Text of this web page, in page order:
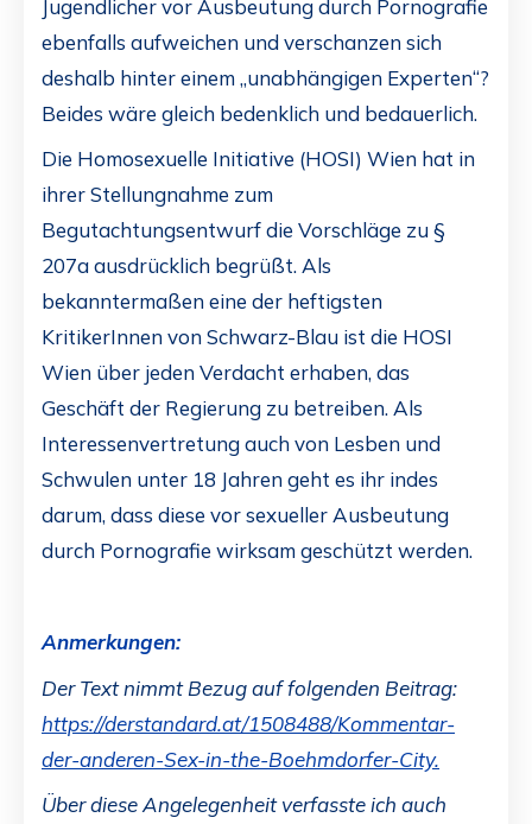
Jugendlicher vor Ausbeutung durch Pornografie
ebenfalls aufweichen und verschanzen sich
deshalb hinter einem „unabhängigen Experten“?
Beides wäre gleich bedenklich und bedauerlich.
Die Homosexuelle Initiative (HOSI) Wien hat in
ihrer Stellungnahme zum
Begutachtungsentwurf die Vorschläge zu §
207a ausdrücklich begrüßt. Als
bekanntermaßen eine der heftigsten
KritikerInnen von Schwarz-Blau ist die HOSI
Wien über jeden Verdacht erhaben, das
Geschäft der Regierung zu betreiben. Als
Interessenvertretung auch von Lesben und
Schwulen unter 18 Jahren geht es ihr indes
darum, dass diese vor sexueller Ausbeutung
durch Pornografie wirksam geschützt werden.
Anmerkungen:
Der Text nimmt Bezug auf folgenden Beitrag:
https://derstandard.at/1508488/Kommentar-
der-anderen-Sex-in-the-Boehmdorfer-City.
Über diese Angelegenheit verfasste ich auch